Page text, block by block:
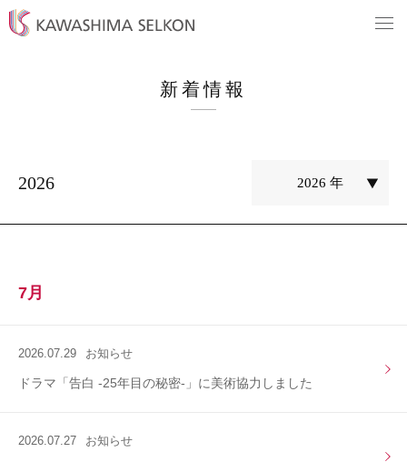
新着情報
2026
7月
2026.07.29 お知らせ
ドラマ「告白 -25年目の秘密-」に美術協力しました
2026.07.27 お知らせ